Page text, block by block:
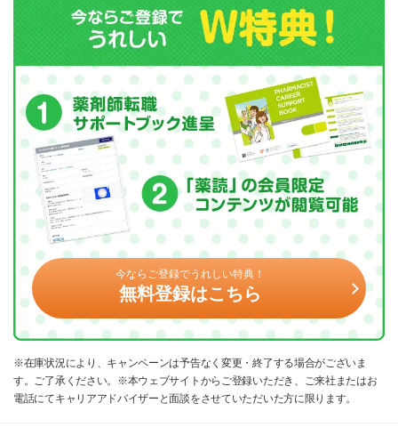
今ならご登録でうれしい特典！
無料登録はこちら
※在庫状況により、キャンペーンは予告なく変更・終了する場合がございま
す。ご了承ください。※本ウェブサイトからご登録いただき、ご来社またはお
電話にてキャリアアドバイザーと面談をさせていただいた方に限ります。